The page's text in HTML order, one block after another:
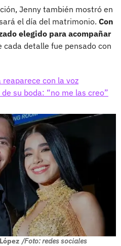
Jenny también mostró en
el día del matrimonio. Con
elegido para acompañar
cada detalle fue pensado con
reaparece con la voz
su boda: “no me las creo”
/Foto: redes sociales